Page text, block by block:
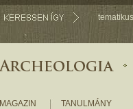
MAGAZIN
TANULMÁNY